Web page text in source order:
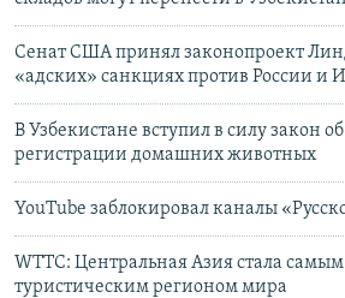
Сенат США принял законопроект
«адских» санкциях против России и
В Узбекистане вступил в силу закон
регистрации домашних животных
YouTube заблокировал каналы
WTTC: Центральная Азия стала
туристическим регионом мира